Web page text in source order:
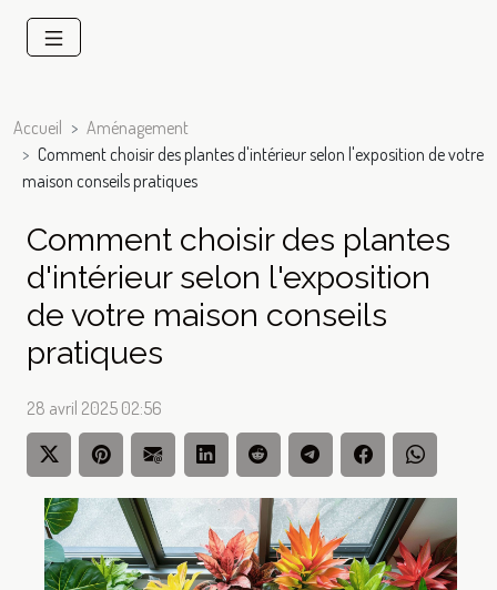
Accueil
Aménagement
Comment choisir des plantes d'intérieur selon l'exposition de votre
maison conseils pratiques
Comment choisir des plantes
d'intérieur selon l'exposition
de votre maison conseils
pratiques
28 avril 2025 02:56